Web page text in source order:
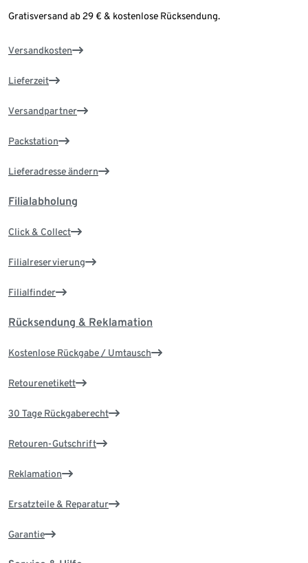
Gratisversand ab 29 € & kostenlose Rücksendung.
Versandkosten
Lieferzeit
Versandpartner
Packstation
Lieferadresse ändern
Filialabholung
Click & Collect
Filialreservierung
Filialfinder
Rücksendung & Reklamation
Kostenlose Rückgabe / Umtausch
Retourenetikett
30 Tage Rückgaberecht
Retouren-Gutschrift
Reklamation
Ersatzteile & Reparatur
Garantie